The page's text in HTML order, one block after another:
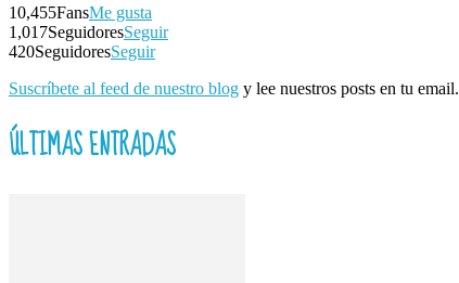
10,455FansMe gusta
1,017SeguidoresSeguir
420SeguidoresSeguir
Suscríbete al feed de nuestro blog y lee nuestros posts en tu email.
ÚLTIMAS ENTRADAS